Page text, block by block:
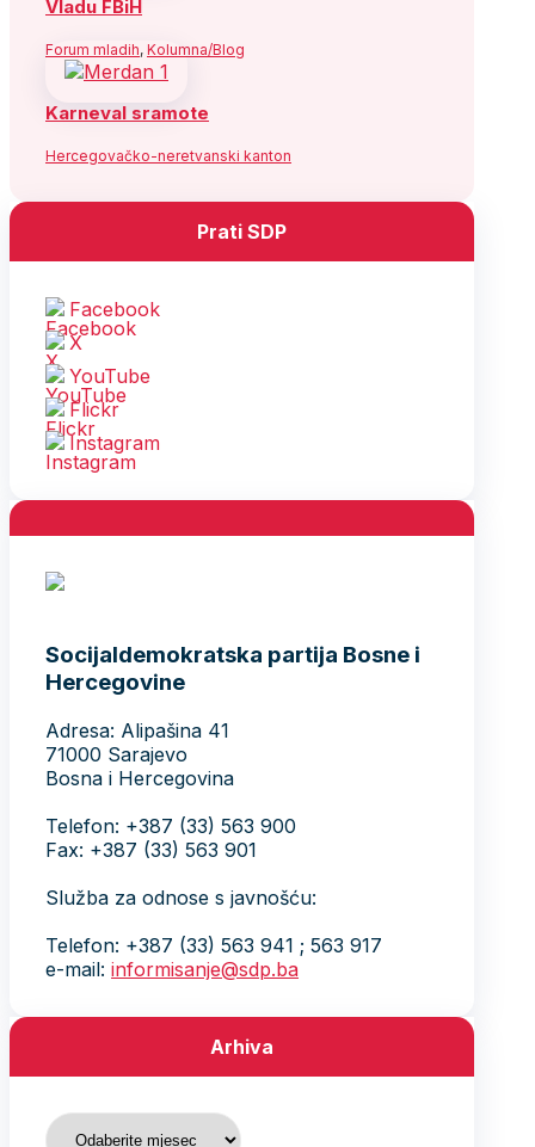
Vladu FBiH
Forum mladih, Kolumna/Blog
Karneval sramote
Hercegovačko-neretvanski kanton
Prati SDP
Facebook
X
YouTube
Flickr
Instagram
Socijaldemokratska partija Bosne i
Hercegovine
Adresa: Alipašina 41
71000 Sarajevo
Bosna i Hercegovina
Telefon: +387 (33) 563 900
Fax: +387 (33) 563 901
Služba za odnose s javnošću:
Telefon: +387 (33) 563 941 ; 563 917
e-mail: informisanje@sdp.ba
Arhiva
Arhiva